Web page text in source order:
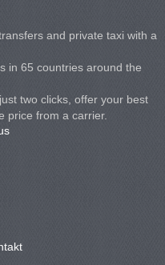
and private taxi with a
in 65 countries around the
two clicks, offer your best
price from a carrier.